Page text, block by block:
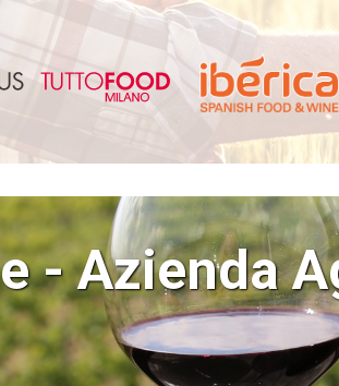
Cibus TuttoFood Milano
- Azienda